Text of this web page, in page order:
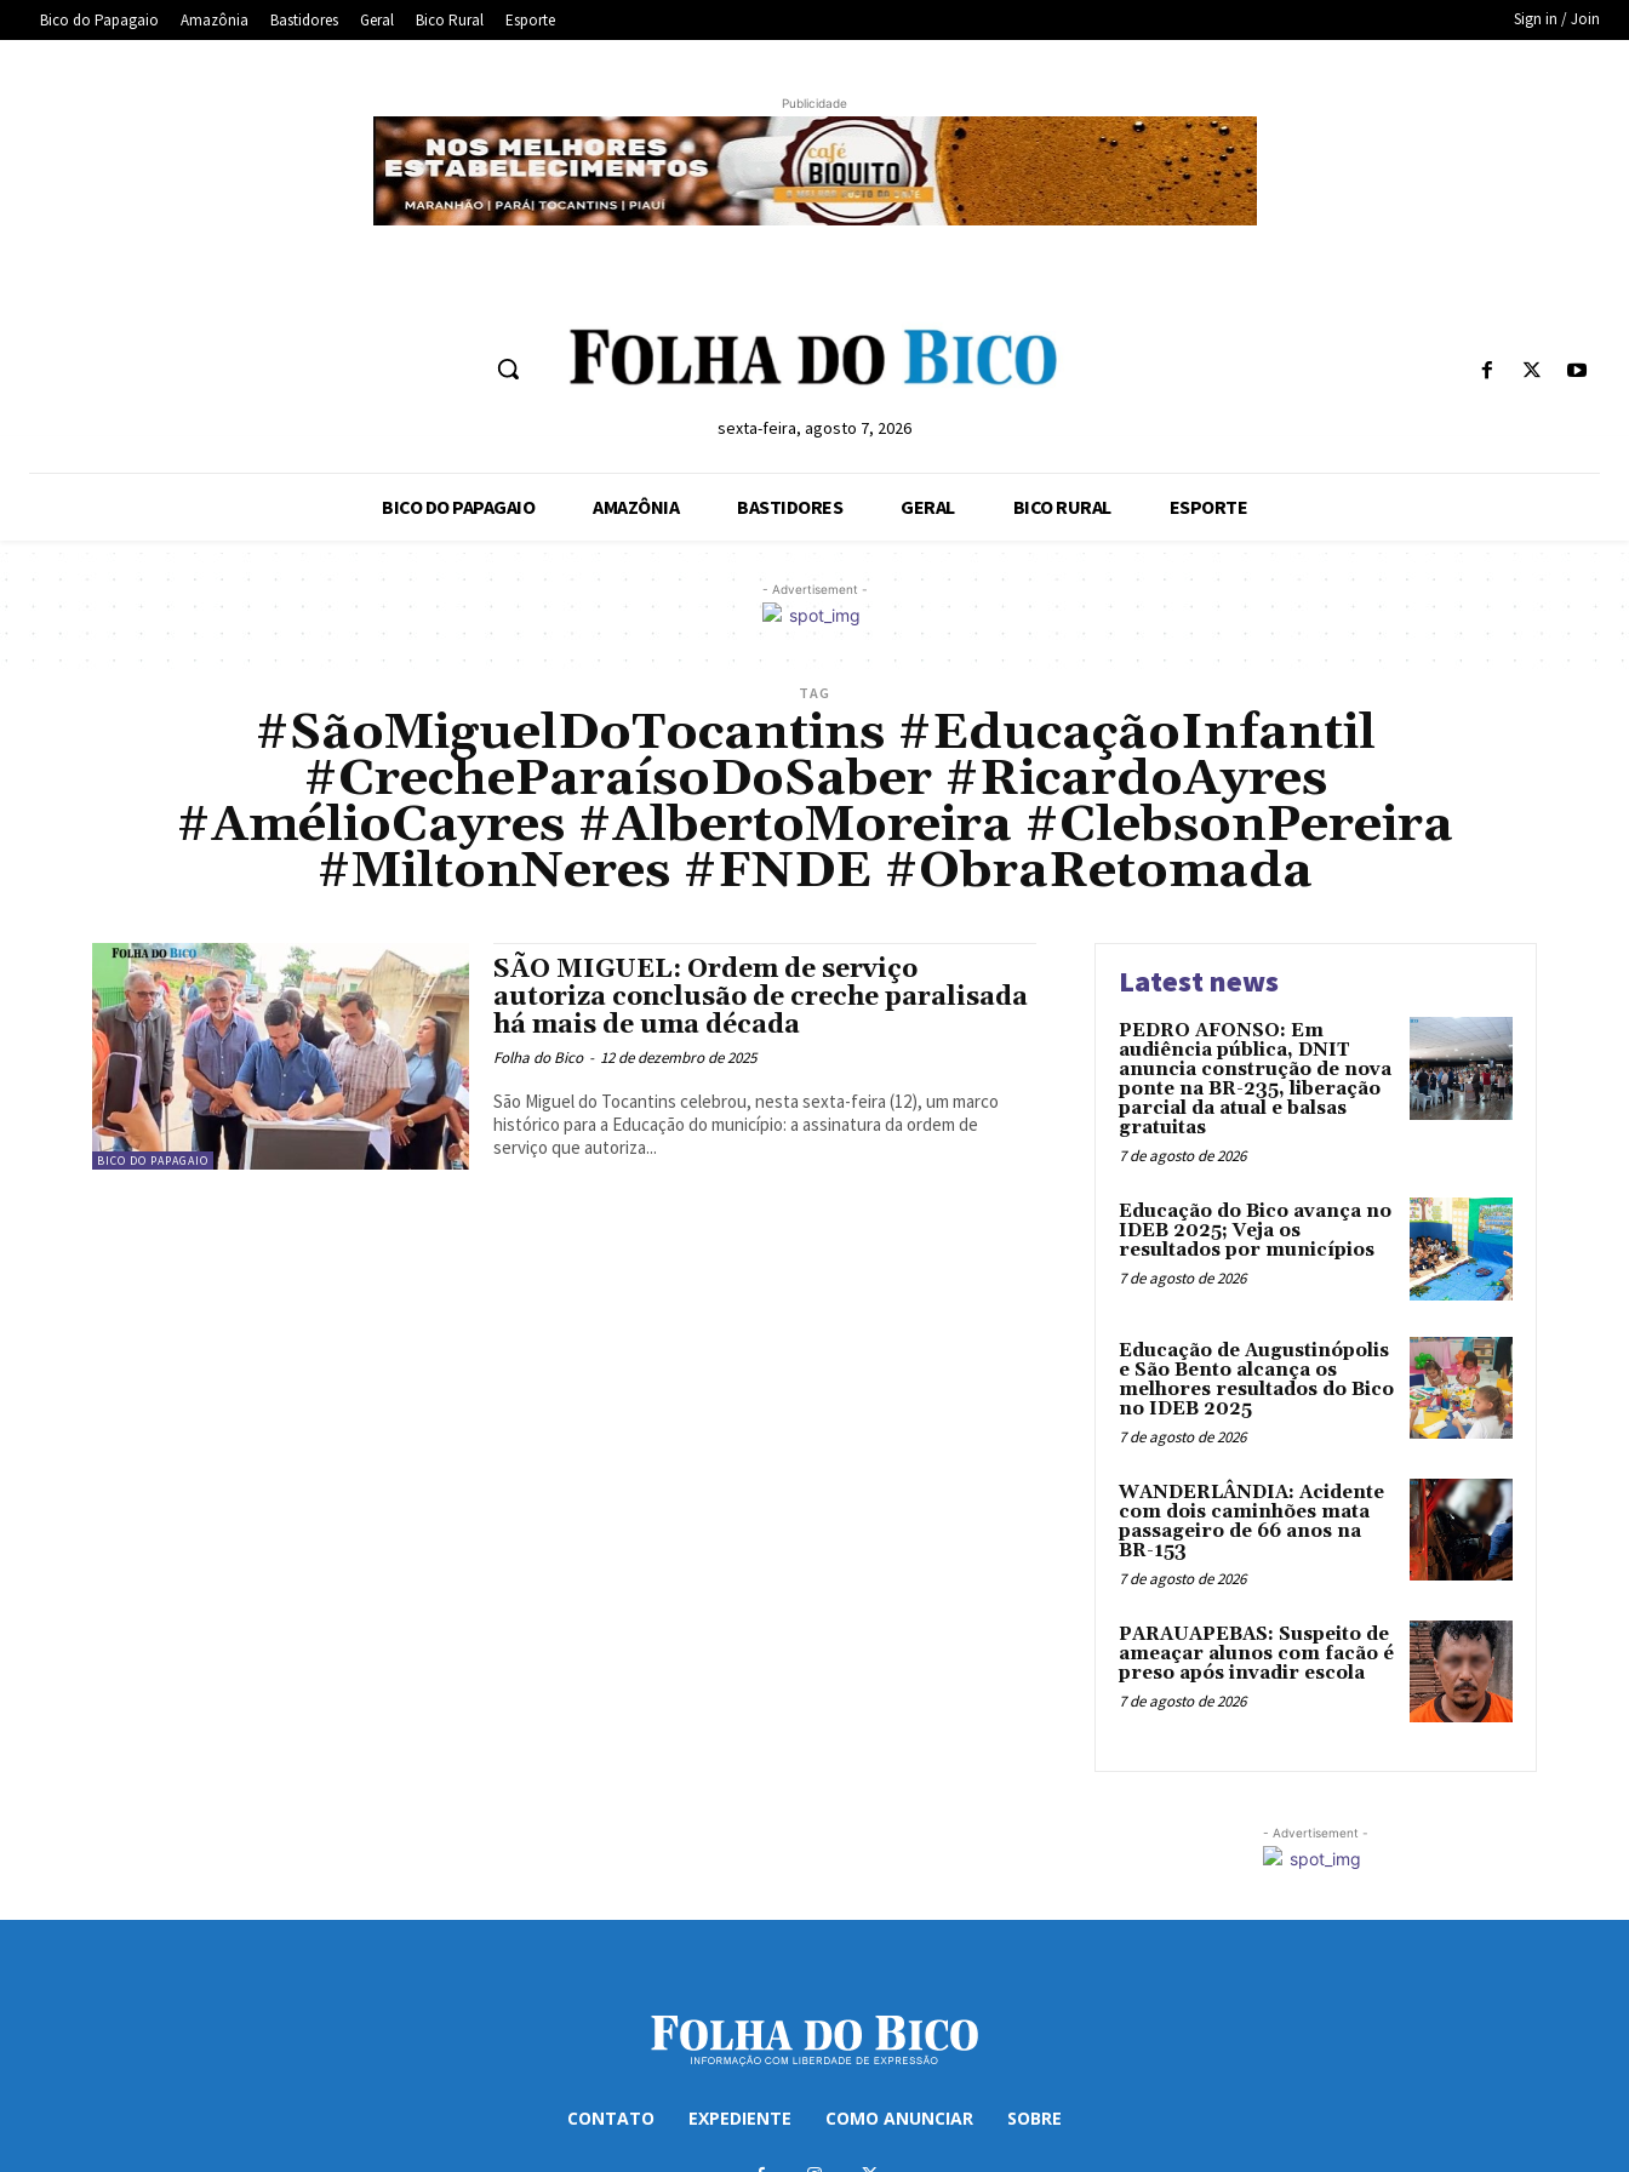
Bico do Papagaio Amazônia Bastidores Geral Bico Rural Esporte Sign in / Join
Publicidade
sexta-feira, agosto 7, 2026
BICO DO PAPAGAIO AMAZÔNIA BASTIDORES GERAL BICO RURAL ESPORTE
- Advertisement -
TAG
#SãoMiguelDoTocantins #EducaçãoInfantil
#CrecheParaísoDoSaber #RicardoAyres
#AmélioCayres #AlbertoMoreira #ClebsonPereira
#MiltonNeres #FNDE #ObraRetomada
BICO DO PAPAGAIO
SÃO MIGUEL: Ordem de serviço
autoriza conclusão de creche paralisada
há mais de uma década
Folha do Bico - 12 de dezembro de 2025
São Miguel do Tocantins celebrou, nesta sexta-feira (12), um marco
histórico para a Educação do município: a assinatura da ordem de
serviço que autoriza...
Latest news
PEDRO AFONSO: Em
audiência pública, DNIT
anuncia construção de nova
ponte na BR-235, liberação
parcial da atual e balsas
gratuitas
7 de agosto de 2026
Educação do Bico avança no
IDEB 2025; Veja os
resultados por municípios
7 de agosto de 2026
Educação de Augustinópolis
e São Bento alcança os
melhores resultados do Bico
no IDEB 2025
7 de agosto de 2026
WANDERLÂNDIA: Acidente
com dois caminhões mata
passageiro de 66 anos na
BR-153
7 de agosto de 2026
PARAUAPEBAS: Suspeito de
ameaçar alunos com facão é
preso após invadir escola
7 de agosto de 2026
- Advertisement -
CONTATO EXPEDIENTE COMO ANUNCIAR SOBRE